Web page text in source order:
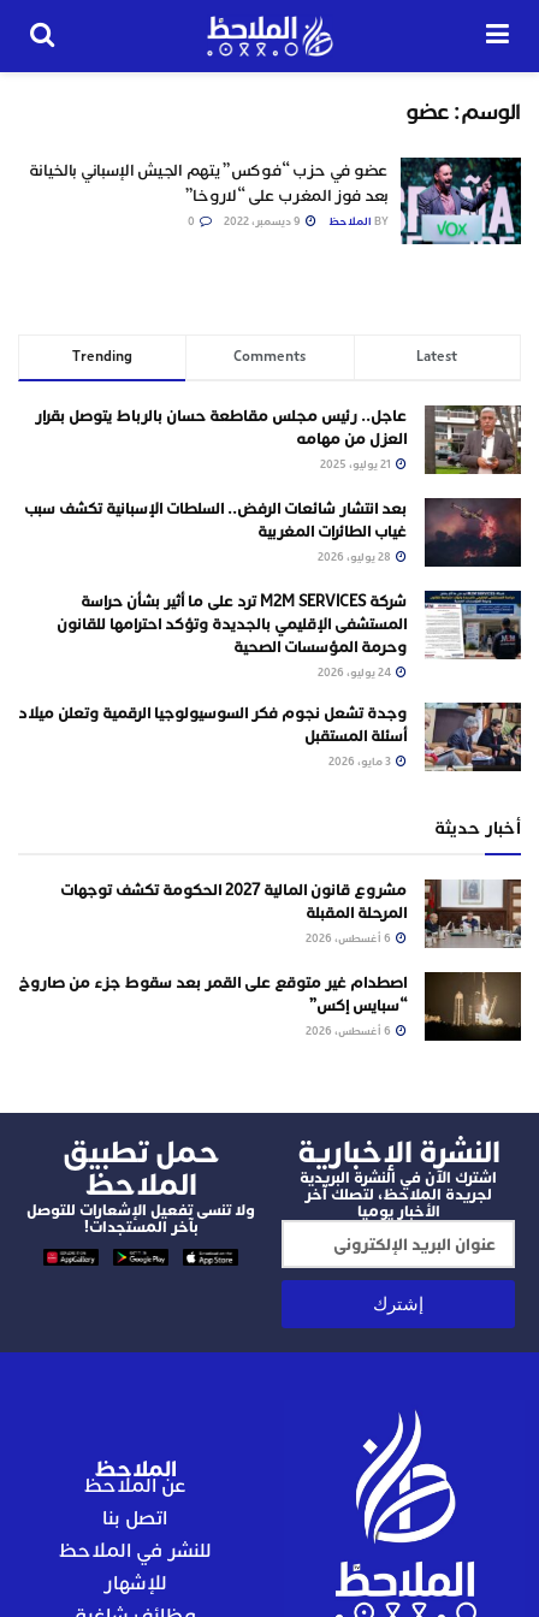
الوسم:عضو
عضو في حزب “فوكس” يتهم الجيش الإسباني بالخيانة
بعد فوز المغرب على “لاروخا”
BY الملاحظ
Trending Comments Latest
عاجل.. رئيس مجلس مقاطعة حسان بالرباط يتوصل بقرار
العزل من مهامه
بعد انتشار شائعات الرفض.. السلطات الإسبانية تكشف سبب
غياب الطائرات المغربية
شركة M2M SERVICES ترد على ما أُثير بشأن حراسة
المستشفى الإقليمي بالجديدة وتؤكد احترامها للقانون
وحرمة المؤسسات الصحية
وجدة تشعل نجوم فكر السوسيولوجيا الرقمية وتعلن ميلاد
أسئلة المستقبل
أخبار حديثة
مشروع قانون المالية 2027 الحكومة تكشف توجهات
المرحلة المقبلة
اصطدام غير متوقع على القمر بعد سقوط جزء من صاروخ
“سبايس إكس”
النشرة الإخبارية
اشترك الآن في النشرة البريدية
لجريدة الملاحظ، لتصلك آخر
الأخبار يوميا
إشترك
‫حمل تطبيق
الملاحظ
ولا تنسى تفعيل الإشعارات للتوصل
بآخر المستجدات!
الملاحظ
عن الملاحظ
اتصل بنا
للنشر في الملاحظ
للإشهار